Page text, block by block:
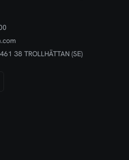
38 TROLLHÄTTAN (SE)